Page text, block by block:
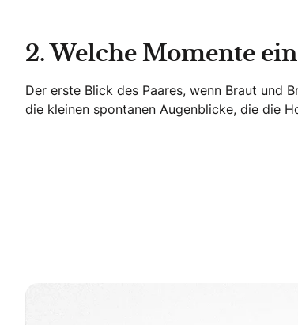
2. Welche Momente
Der erste Blick des Paares, wenn Braut und
die kleinen spontanen Augenblicke, die die